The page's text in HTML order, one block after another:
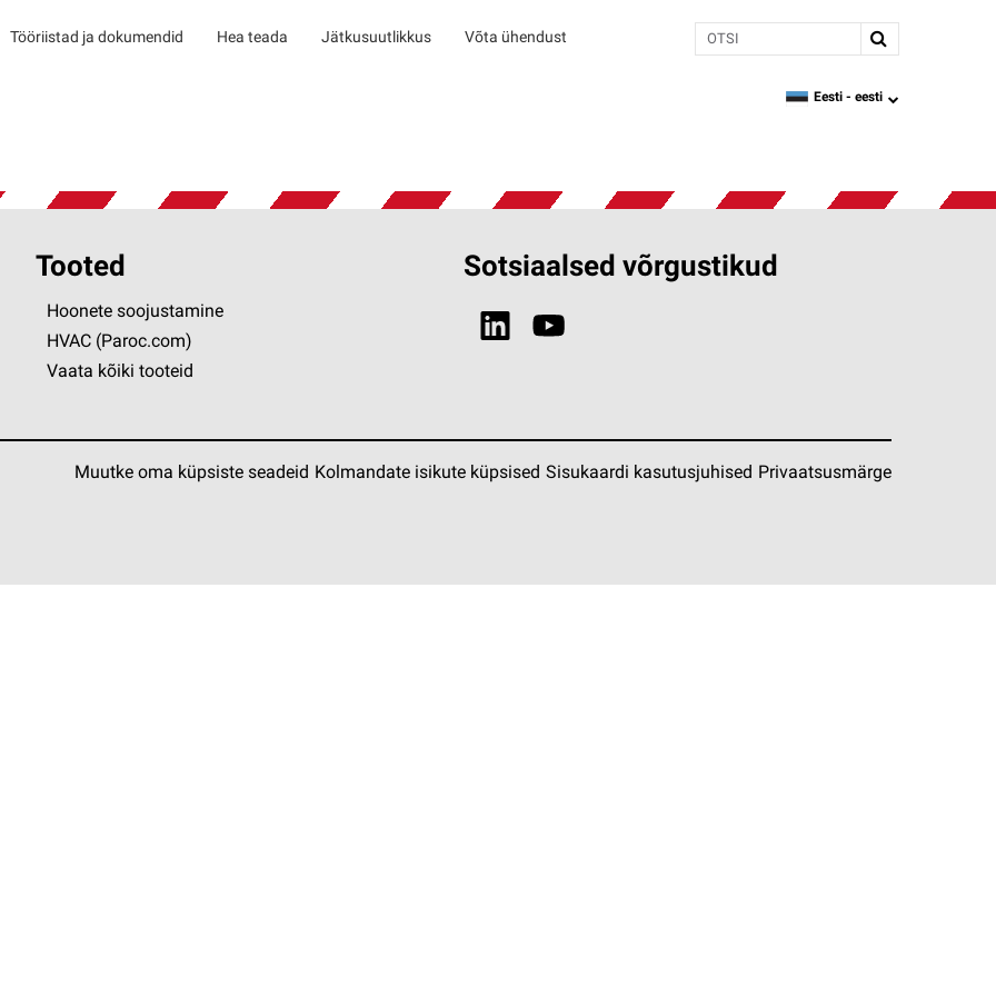
Tööriistad ja dokumendid Hea teada Jätkusuutlikkus Võta ühendust Otsi
language
Eesti - eesti
Tooted
Hoonete soojustamine
HVAC (Paroc.com)
Vaata kõiki tooteid
Sotsiaalsed võrgustikud
Muutke oma küpsiste seadeid Kolmandate isikute küpsised Sisukaardi kasutusjuhised Privaatsusmärge